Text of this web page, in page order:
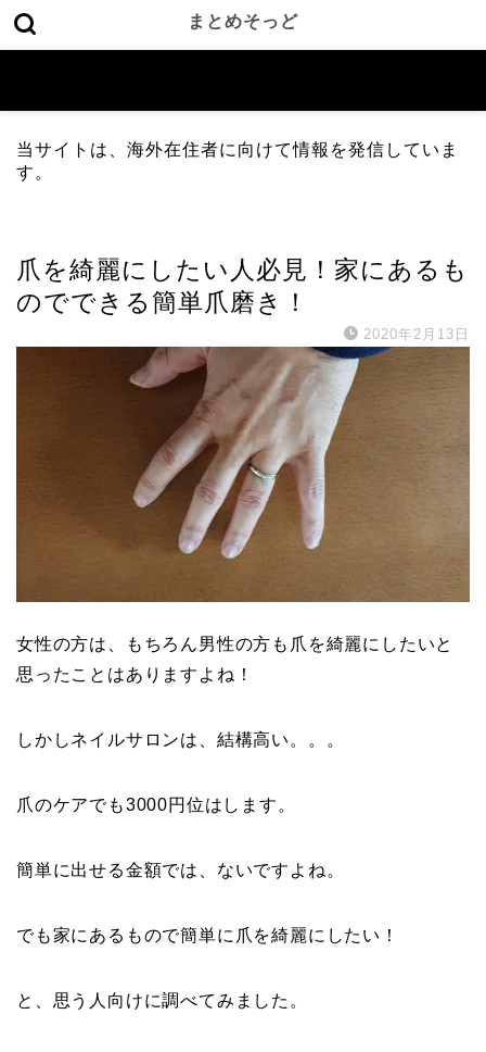
まとめそっど
当サイトは、海外在住者に向けて情報を発信していま
す。
爪を綺麗にしたい人必見！家にあるも
のでできる簡単爪磨き！
2020年2月13日
女性の方は、もちろん男性の方も爪を綺麗にしたいと
思ったことはありますよね！
しかしネイルサロンは、結構高い。。。
爪のケアでも3000円位はします。
簡単に出せる金額では、ないですよね。
でも家にあるもので簡単に爪を綺麗にしたい！
と、思う人向けに調べてみました。